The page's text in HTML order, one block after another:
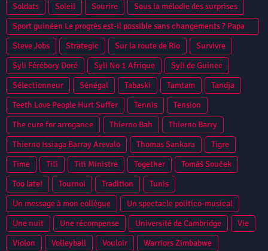
Soldats
Soleil Sourire
Sous la mélodie des surprises
Sport guinéen Le progrès est-il possible sans changements ? Papa
Camara
Steve Jobs Strategic Sur la route de Rio
Survivre
Syli Férébory Doré
Syli No 1 Afrique
Syli de Guinee
Sélectionneur
Sénégal Tabaski Tamtam
Tandja
Teeth Love People Hurt Suffer
Tennis
Tension
The cure for arrogance
Thierno Bah
Thierno Barry
Thierno Issiaga Barray Arevalo
Thomas Sankara
Tigre
Time
Titi Titi Ministre Together
Tomáš Souček
Too late!
Tournoi Tradition
Tunis
Un message à mon collègue
Un spectacle politico-musical
Une nuit
Une récompense Université de Cambridge
Vie
Violon
Volleyball Vouloir
Warriors Zimbabwe